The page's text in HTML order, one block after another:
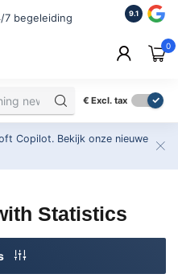
7 begeleiding
ISO
2.500+
9.1
0
€ Excl. tax
Copilot. Bekijk onze nieuwe
Statistics